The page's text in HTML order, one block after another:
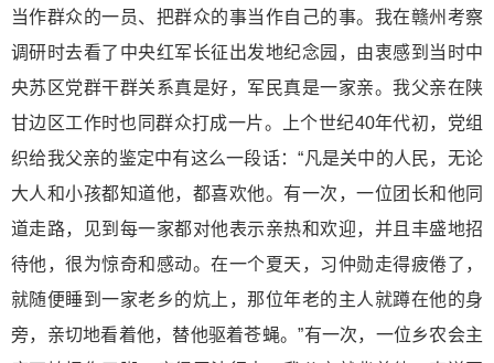
当作群众的一员、把群众的事当作自己的事。我在赣州考察
调研时去看了中央红军长征出发地纪念园，由衷感到当时中
央苏区党群干群关系真是好，军民真是一家亲。我父亲在陕
甘边区工作时也同群众打成一片。上个世纪40年代初，党组
织给我父亲的鉴定中有这么一段话：“凡是关中的人民，无论
大人和小孩都知道他，都喜欢他。有一次，一位团长和他同
道走路，见到每一家都对他表示亲热和欢迎，并且丰盛地招
待他，很为惊奇和感动。在一个夏天，习仲勋走得疲倦了，
就随便睡到一家老乡的炕上，那位年老的主人就蹲在他的身
旁，亲切地看着他，替他驱着苍蝇。”有一次，一位乡农会主